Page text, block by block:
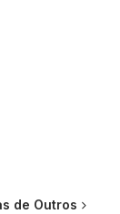
de Outros